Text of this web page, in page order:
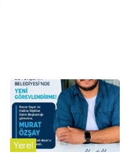
Yerel